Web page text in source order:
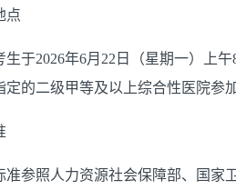
点
生于2026年6月22日（星期一）上
定的二级甲等及以上综合性医院参
准参照人力资源社会保障部、国家